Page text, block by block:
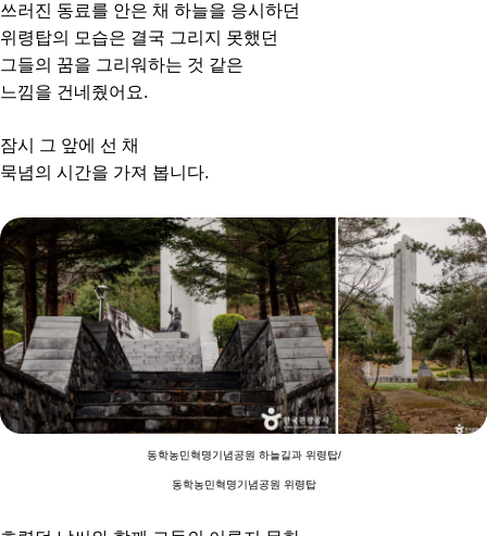
쓰러진 동료를 안은 채 하늘을 응시하던
위령탑의 모습은 결국 그리지 못했던
그들의 꿈을 그리워하는 것 같은
느낌을 건네줬어요.
잠시 그 앞에 선 채
묵념의 시간을 가져 봅니다.
동학농민혁명기념공원 하늘길과 위령탑/
동학농민혁명기념공원 위령탑